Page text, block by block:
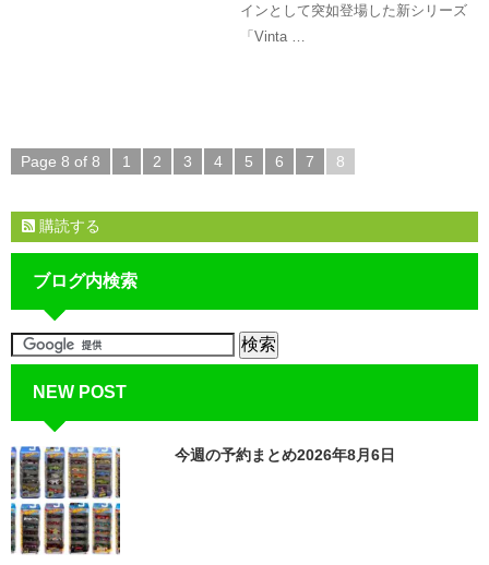
インとして突如登場した新シリーズ
「Vinta …
Page 8 of 8 1 2 3 4 5 6 7 8
購読する
ブログ内検索
NEW POST
今週の予約まとめ2026年8月6日